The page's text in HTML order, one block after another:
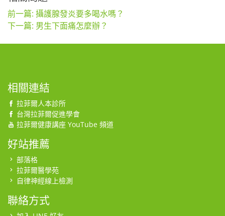
前一篇: 攝護腺發炎要多喝水嗎？
下一篇: 男生下面痛怎麼辦？
相關連結
拉菲爾人本診所
台灣拉菲爾促進學會
拉菲爾健康講座 YouTube 頻道
好站推薦
部落格
拉菲爾醫學苑
自律神經線上檢測
聯絡方式